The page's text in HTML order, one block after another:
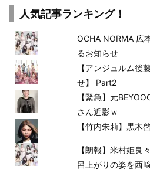
人気記事ランキング！
OCHA NORMA 広
るお知らせ
【アンジュルム後
せ】 Part2
【緊急】元
さん近影ｗ
【竹内朱莉】黒木
【朗報】米村姫良
呂上がりの姿を西